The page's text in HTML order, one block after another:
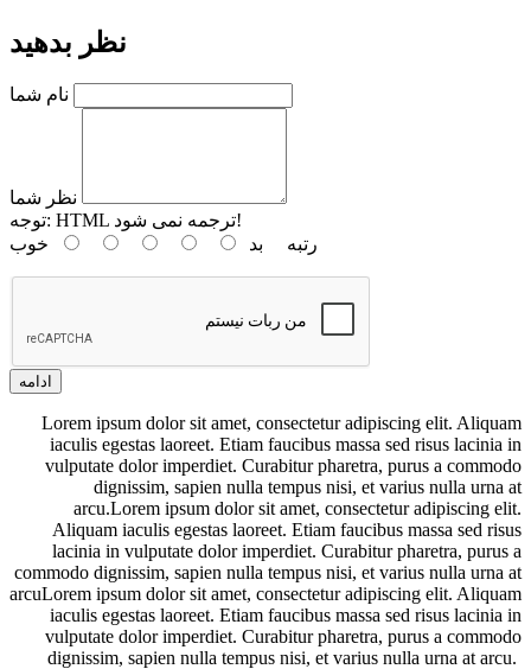
نظر بدهید
نام شما
نظر شما
توجه:
HTML ترجمه نمی شود!
رتبه بد خوب
ادامه
Lorem ipsum dolor sit amet, consectetur adipiscing elit. Aliquam
iaculis egestas laoreet. Etiam faucibus massa sed risus lacinia in
vulputate dolor imperdiet. Curabitur pharetra, purus a commodo
dignissim, sapien nulla tempus nisi, et varius nulla urna at
arcu.Lorem ipsum dolor sit amet, consectetur adipiscing elit.
Aliquam iaculis egestas laoreet. Etiam faucibus massa sed risus
lacinia in vulputate dolor imperdiet. Curabitur pharetra, purus a
commodo dignissim, sapien nulla tempus nisi, et varius nulla urna at
arcuLorem ipsum dolor sit amet, consectetur adipiscing elit. Aliquam
iaculis egestas laoreet. Etiam faucibus massa sed risus lacinia in
vulputate dolor imperdiet. Curabitur pharetra, purus a commodo
dignissim, sapien nulla tempus nisi, et varius nulla urna at arcu.